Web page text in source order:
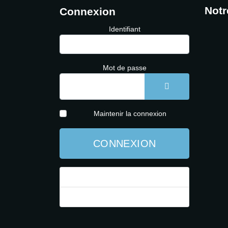
Connexion
Identifiant
Mot de passe
AFFICHER LE
Maintenir la connexion
CONNEXION